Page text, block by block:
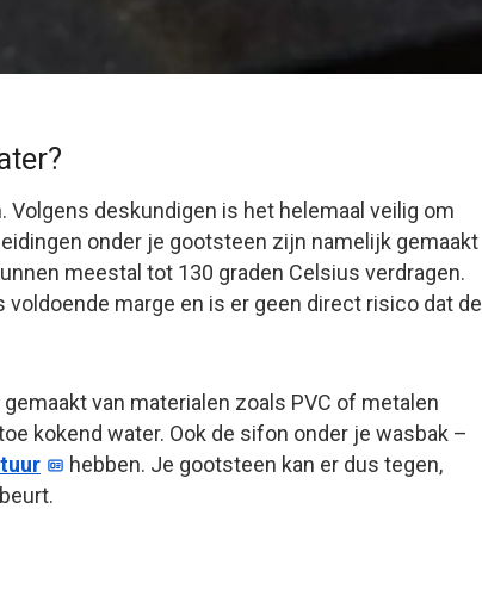
deskundigen is het helemaal veilig om
onder je gootsteen zijn namelijk gemaakt
meestal tot 130 graden Celsius verdragen.
marge en is er geen direct risico dat de
van materialen zoals PVC of metalen
kokend water. Ook de sifon onder je wasbak –
hebben. Je gootsteen kan er dus tegen,